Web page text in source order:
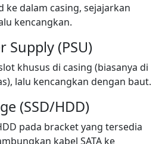
dalam casing, sejajarkan
kencangkan.
Supply (PSU)
khusus di casing (biasanya di
lalu kencangkan dengan baut.
(SSD/HDD)
pada bracket yang tersedia
kabel SATA ke